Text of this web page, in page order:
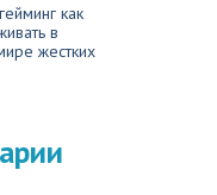
как
в
жестких